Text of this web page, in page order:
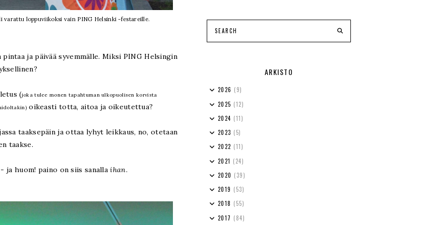
varattu loppuviikoksi vain PING Helsinki -festareille.
ja päivää syvemmälle. Miksi PING Helsingin
(joka tulee monen tapahtuman ulkopuolisen korvista
oikeasti totta, aitoa ja oikeutettua?
taaksepäin ja ottaa lyhyt leikkaus, no, otetaan
taakse.
ja huom! paino on siis sanallaihan.
ARKISTO
2026 (9)
2025 (12)
2024 (11)
2023 (5)
2022 (11)
2021 (24)
2020 (39)
2019 (53)
2018 (55)
2017 (84)